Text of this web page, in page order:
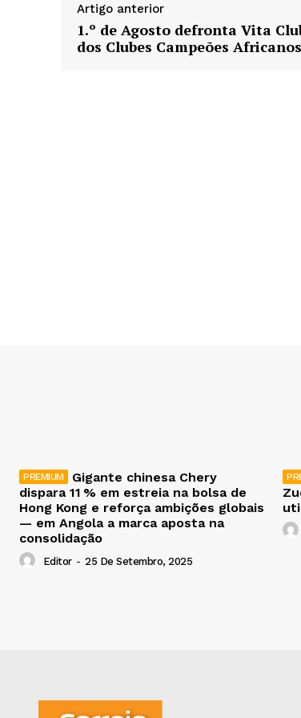
Artigo anterior
1.º de Agosto defronta Vita
dos Clubes Campeões Africanos
Gigante chinesa Chery
dispara 11 % em estreia na bolsa de
Hong Kong e reforça ambições globais
— em Angola a marca aposta na
consolidação
Editor - 25 De Setembro, 2025